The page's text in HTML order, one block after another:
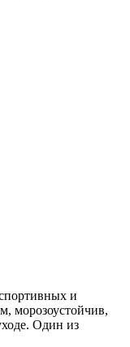
и
морозоустойчив,
Один из